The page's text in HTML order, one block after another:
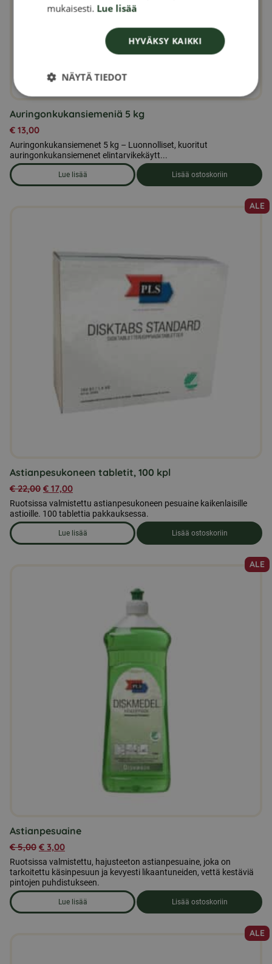
Auringonkukansiemeniä 5 kg
€ 13,00
Auringonkukansiemenet 5 kg – Luonnolliset, kuoritut
auringonkukansiemenet elintarvikekäytt...
Lue lisää
om produkten Auringonkukansiemeniä 5 kg
Lisää ostoskoriin
ALE
Astianpesukoneen tabletit, 100 kpl
€22,00 € 17,00
Ruotsissa valmistettu astianpesukoneen pesuaine kaikenlaisille
astioille. 100 tablettia pakkauksessa.
Lue lisää
om produkten Astianpesukoneen tabletit, 100 kpl
Lisää ostoskoriin
ALE
Astianpesuaine
€5,00 € 3,00
Ruotsissa valmistettu, hajusteeton astianpesuaine, joka on
tarkoitettu käsinpesuun ja kevyesti likaantuneiden, vettä kestäviä
pintojen puhdistukseen.
Lue lisää
om produkten Astianpesuaine
Lisää ostoskoriin
ALE
mukaisesti. Lue lisää
HYVÄKSY KAIKKI
NÄYTÄ TIEDOT